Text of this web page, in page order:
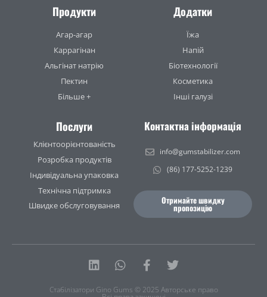
Продукти
Агар-агар
Каррагінан
Альгінат натрію
Пектин
Більше +
Додатки
Їжа
Напій
Біотехнології
Косметика
Інші галузі
Послуги
Клієнтоорієнтованість
Розробка продуктів
Індивідуальна упаковка
Технічна підтримка
Швидке обслуговування
Контактна інформація
info@gumstabilizer.com
(86) 177-5252-1239
Отримайте швидку
пропозицію
LinkedinWhatsapp
Facebook-
Twitter
Стабілізатори Gino Gums © 2025 Авторське право